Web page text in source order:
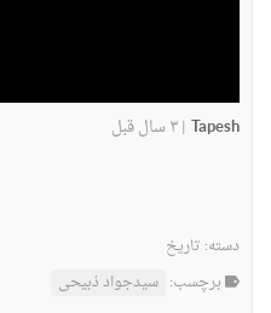
Tapesh
|۳ سال قبل
دسته: تاریخ
برچسب: سید‌جواد ذبیحی